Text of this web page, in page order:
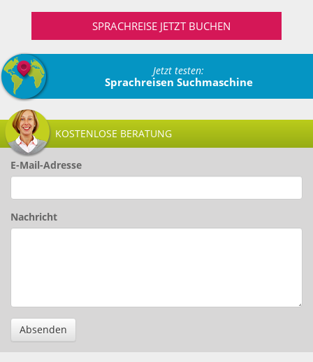
SPRACHREISE JETZT BUCHEN
Jetzt testen:
Sprachreisen Suchmaschine
KOSTENLOSE BERATUNG
E-Mail-Adresse
Nachricht
Absenden